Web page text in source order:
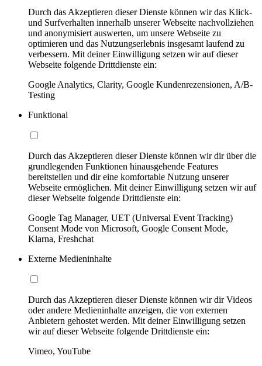
Durch das Akzeptieren dieser Dienste können wir das Klick-
und Surfverhalten innerhalb unserer Webseite nachvollziehen
und anonymisiert auswerten, um unsere Webseite zu
optimieren und das Nutzungserlebnis insgesamt laufend zu
verbessern. Mit deiner Einwilligung setzen wir auf dieser
Webseite folgende Drittdienste ein:
Google Analytics, Clarity, Google Kundenrezensionen, A/B-
Testing
Funktional
Durch das Akzeptieren dieser Dienste können wir dir über die
grundlegenden Funktionen hinausgehende Features
bereitstellen und dir eine komfortable Nutzung unserer
Webseite ermöglichen. Mit deiner Einwilligung setzen wir auf
dieser Webseite folgende Drittdienste ein:
Google Tag Manager, UET (Universal Event Tracking)
Consent Mode von Microsoft, Google Consent Mode,
Klarna, Freshchat
Externe Medieninhalte
Durch das Akzeptieren dieser Dienste können wir dir Videos
oder andere Medieninhalte anzeigen, die von externen
Anbietern gehostet werden. Mit deiner Einwilligung setzen
wir auf dieser Webseite folgende Drittdienste ein:
Vimeo, YouTube